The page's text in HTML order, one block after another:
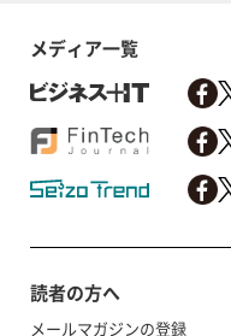
メディア一覧
読者の方へ
メールマガジンの登録